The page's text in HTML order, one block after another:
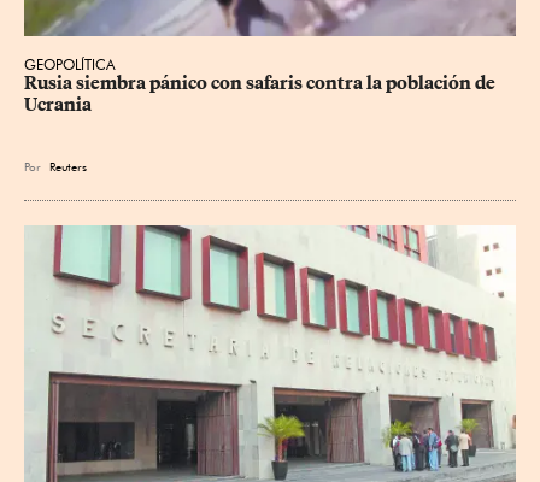
GEOPOLÍTICA
Rusia siembra pánico con safaris contra la población de
Ucrania
Por Reuters